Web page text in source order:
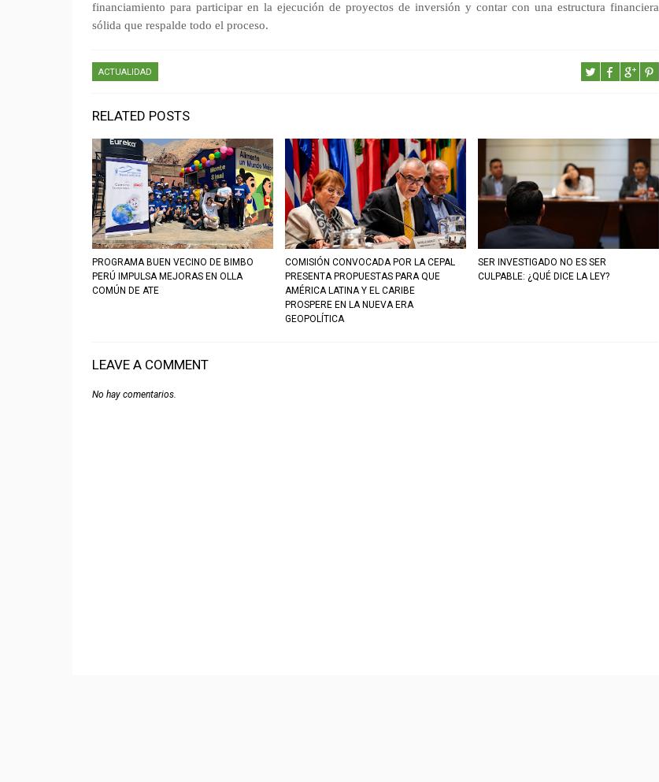
financiamiento para participar en la ejecución de proyectos de inversión y contar con una estructura financiera
sólida que respalde todo el proceso.
ACTUALIDAD
RELATED POSTS
PROGRAMA BUEN VECINO DE BIMBO
PERÚ IMPULSA MEJORAS EN OLLA
COMÚN DE ATE
COMISIÓN CONVOCADA POR LA CEPAL
PRESENTA PROPUESTAS PARA QUE
AMÉRICA LATINA Y EL CARIBE
PROSPERE EN LA NUEVA ERA
GEOPOLÍTICA
SER INVESTIGADO NO ES SER
CULPABLE: ¿QUÉ DICE LA LEY?
LEAVE A COMMENT
No hay comentarios.